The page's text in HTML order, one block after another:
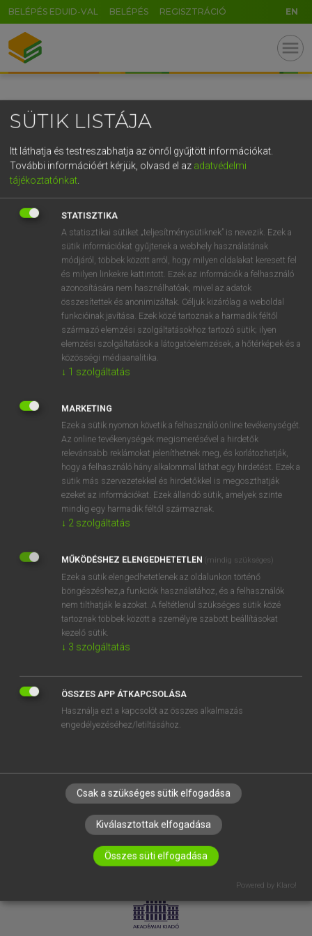
BELÉPÉS EDUID-VAL BELÉPÉS REGISZTRÁCIÓ EN
menu
OOOOPS!
SZOTAR.NET APPLIKÁCIÓ
MICROSOFT OFFICE BŐVÍTMÉNY
BEÉPÜLŐ SZÓTÁRMODUL
ONLINE NYELVVIZSGA
EGYÉNI FELHASZNÁLÓKNAK
TANULÓKNAK
OKTATÁSI INTÉZMÉNYEKNEK
VÁLLALATI MEGOLDÁSOK
RÓLUNK
ELÉRHETŐSÉG
SÜTI BEÁLLÍTÁSOK
LICENCSZERZŐDÉS ADATVÉDELEM
SÜTIK LISTÁJA
Itt láthatja és testreszabhatja az önről gyűjtött információkat.
További információért kérjük, olvasd el az adatvédelmi
tájékoztatónkat
STATISZTIKA
A statisztikai sütiket „teljesítménysütiknek” is nevezik. Ezek a
sütik információkat gyűjtenek a webhely használatának
módjáról, többek között arról, hogy milyen oldalakat keresett fel
és milyen linkekre kattintott. Ezek az információk a felhasználó
azonosítására nem használhatóak, mivel az adatok
összesítettek és anonimizáltak. Céljuk kizárólag a weboldal
funkcióinak javítása. Ezek közé tartoznak a harmadik féltől
származó elemzési szolgáltatásokhoz tartozó sütik; ilyen
elemzési szolgáltatások a látogatóelemzések, a hőtérképek és a
közösségi médiaanalitika.
↓ 1 szolgáltatás
MARKETING
Ezek a sütik nyomon követik a felhasználó online tevékenységét.
Az online tevékenységek megismerésével a hirdetők
relevánsabb reklámokat jeleníthetnek meg, és korlátozhatják,
hogy a felhasználó hány alkalommal láthat egy hirdetést. Ezek a
sütik más szervezetekkel és hirdetőkkel is megoszthatják
ezeket az információkat. Ezek állandó sütik, amelyek szinte
mindig egy harmadik féltől származnak.
↓ 2 szolgáltatás
MŰKÖDÉSHEZ ELENGEDHETETLEN (mindig szükséges)
Ezek a sütik elengedhetetlenek az oldalunkon történő
böngészéshez,a funkciók használatához, és a felhasználók
nem tilthatják le azokat. A feltétlenül szükséges sütik közé
tartoznak többek között a személyre szabott beállításokat
kezelő sütik.
↓ 3 szolgáltatás
ÖSSZES APP ÁTKAPCSOLÁSA
Használja ezt a kapcsolót az összes alkalmazás
engedélyezéséhez/letiltásához.
Csak a szükséges sütik elfogadása
Kiválasztottak elfogadása
Összes süti elfogadása
Powered by Klaro!
GR
5
g h k l
v b n m , . - AltGr